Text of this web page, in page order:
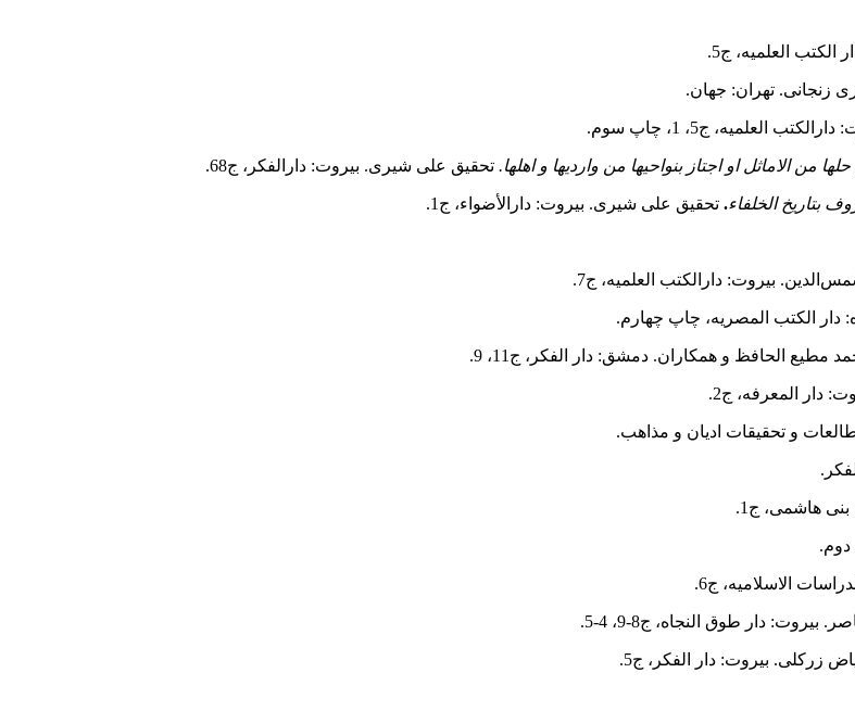
العلمیه، ج5.
زنجانی. تهران: جهان.
العلمیه، ج5، 1، چاپ سوم.
من الاماثل او اجتاز بنواحیها من واردیها و اهلها. تحقیق علی شیری. بیروت: دارالفکر، ج68.
بتاریخ الخلفاء. تحقیق علی شیری. بیروت: دارالأضواء، ج1.
بیروت: دارالکتب العلمیه، ج7.
الکتب المصریه، چاپ چهارم.
مطیع الحافظ و همکاران. دمشق: دار الفکر، ج11، 9.
دار المعرفه، ج2.
و تحقیقات ادیان و مذاهب.
بنى هاشمى‏، ج1.
دوم.
الاسلامیه، ج6.
دار طوق النجاه، ج8-9، 4-5.
زرکلى. بیروت: دار الفکر، ج5.